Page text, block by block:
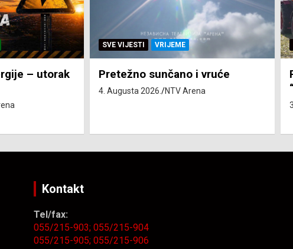
i vruće
SVE VIJESTI ZEMLJA
Pravo na subvenciju za traktor
“Belarus” ostvarila 84 korisnika
Kontakt
Tel/fax:
055/215-903;055/215-904
055/215-905;055/215-906